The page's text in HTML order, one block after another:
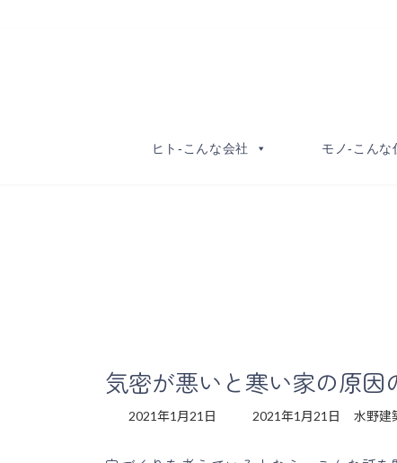
ヒト-こんな会社 モノ-こんな
気密が悪いと寒い家の原因
2021年1月21日
最
2021年1月21日 水野建